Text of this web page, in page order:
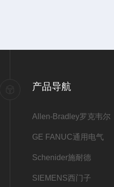
产品导航
Allen-Bradley罗克韦尔
GE FANUC通用电气
Schenider施耐德
SIEMENS西门子